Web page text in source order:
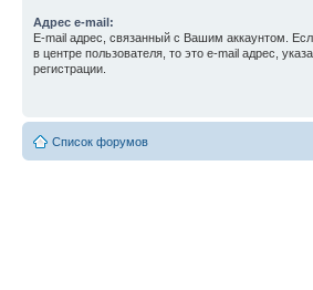
Адрес e-mail:
E-mail адрес, связанный с Вашим аккаунтом.
в центре пользователя, то это e-mail адрес,
регистрации.
Список форумов